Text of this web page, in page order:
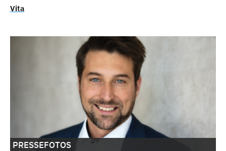
Vita
PRESSEFOTOS